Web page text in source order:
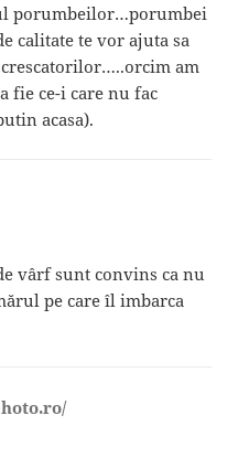
porumbeilor…porumbei
calitate te vor ajuta sa
am
fie ce-i care nu fac
acasa).
vârf sunt convins ca nu
pe care îl imbarca
spune: